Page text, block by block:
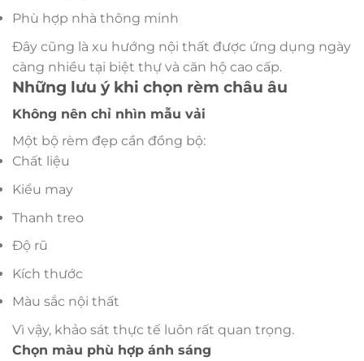
Phù hợp nhà thông minh
Đây cũng là xu hướng nội thất được ứng dụng ngày
càng nhiều tại biệt thự và căn hộ cao cấp.
Những lưu ý khi chọn rèm châu âu
Không nên chỉ nhìn mẫu vải
Một bộ rèm đẹp cần đồng bộ:
Chất liệu
Kiểu may
Thanh treo
Độ rũ
Kích thước
Màu sắc nội thất
Vì vậy, khảo sát thực tế luôn rất quan trọng.
Chọn màu phù hợp ánh sáng